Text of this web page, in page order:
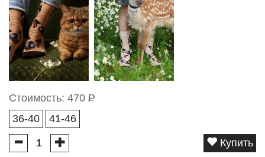
Стоимость: 470 Р
36-40
41-46
Купить